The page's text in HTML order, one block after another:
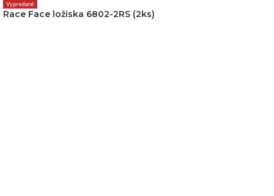
Vypredané
Race Face ložiska 6802-2RS (2ks)